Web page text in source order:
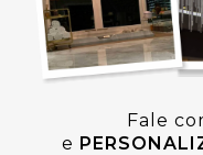
Fale
e